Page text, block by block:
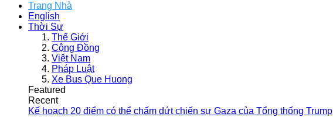
Trang Nhà
English
Thời Sự
Thế Giới
Cộng Đồng
Việt Nam
Pháp Luật
Xe Bus Que Huong
Featured
Recent
Kế hoạch 20 điểm có thể chấm dứt chiến sự Gaza của Tổng thống Trump